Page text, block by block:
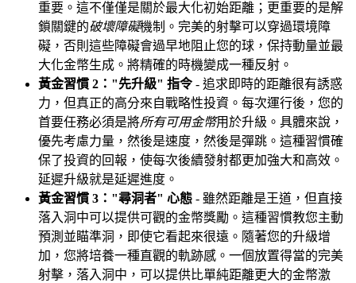
重要。這不僅僅是關於最大化初始距離；更重要的是解
鎖關鍵的破壞障礙機制。完美的射擊可以穿過環境障
礙，否則這些障礙會過早地阻止您的球，保持動量並最
大化金幣生成。將精確的時機變成一種反射。
黃金習慣 2："先升級" 指令 - 追求即時的距離很有誘惑
力，但真正的高分來自戰略性投資。每次運行後，您的
首要任務必須是將所有可用金幣用於升級。具體來說，
優先考慮力量，然後是速度，然後是彈跳。這種習慣確
保了投資的回報，使每次後續發射都更加強大和高效。
延遲升級就是延遲進度。
黃金習慣 3："尋洞者" 心態 - 雖然距離是王道，但直接
落入洞中可以提供可觀的金幣獎勵。這種習慣教您主動
預測並瞄準洞，即使它看起來很遠。隨著您的升級增
加，您將培養一種直觀的軌跡感。一個放置得當的完美
射擊，落入洞中，可以提供比單純距離更大的金幣激